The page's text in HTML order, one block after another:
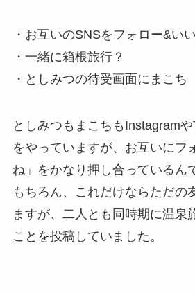
・お互いのSNSをフォロー&い
・一緒に箱根旅行？
・としみつの待受画面にまこち
としみつもまこちもInstagram
をやっていますが、 お互いにフ
ね」をかなり押し合っている ん
もちろん、これだけならただの
ますが、二人とも 同時期に温泉
ことを投稿 していました。